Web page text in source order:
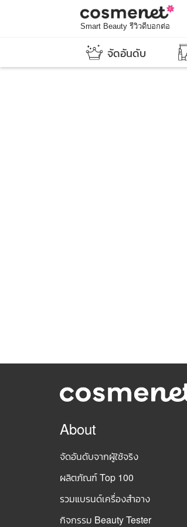
Smart Beauty รีวิวดีบอกต่อ
จัดอันดับ
About
จัดอันดับจากผู้ใช้จริง
ผลิตภัณฑ์ Top 100
รวมแบรนด์เครื่องสำอาง
กิจกรรม Beauty Tester